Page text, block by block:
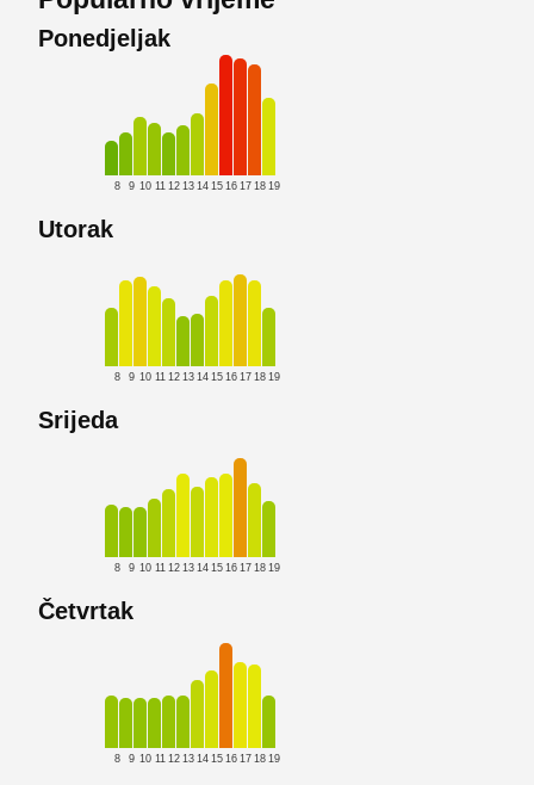
Ponedjeljak
8 9 10 11 12 13 14 15 16 17 18 19
Utorak
8 9 10 11 12 13 14 15 16 17 18 19
Srijeda
8 9 10 11 12 13 14 15 16 17 18 19
Četvrtak
8 9 10 11 12 13 14 15 16 17 18 19